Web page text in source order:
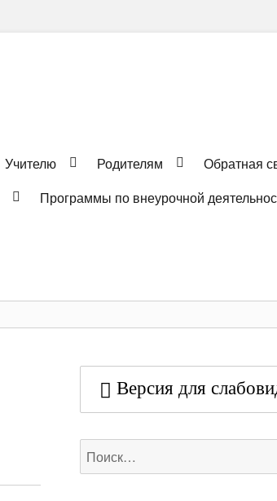
Учителю Родителям
Обратная
Программы по внеурочной
Версия для